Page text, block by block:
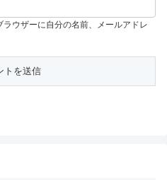
ウザーに自分の名前、メールアドレ